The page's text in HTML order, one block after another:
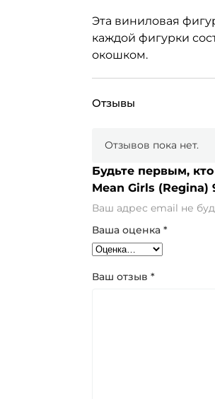
Эта виниловая
каждой фигурки
окошком.
Отзывы
Отзывов пока нет.
Будьте первым,
Mean Girls (Regina)
Ваш адрес email не
Ваша оценка *
Ваш отзыв *